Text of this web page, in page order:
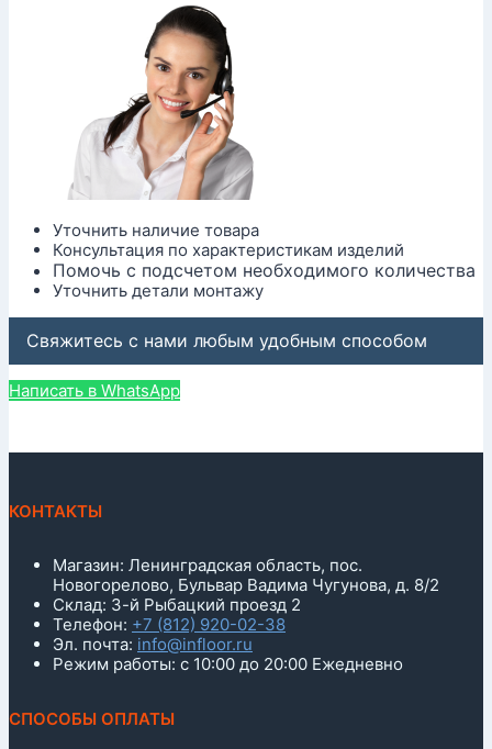
Уточнить наличие товара
Консультация по характеристикам изделий
Помочь с подсчетом необходимого количества
Уточнить детали монтажу
Свяжитесь с нами любым удобным способом
Написать в WhatsApp
КОНТАКТЫ
Магазин: Ленинградская область, пос.
Новогорелово, Бульвар Вадима Чугунова, д. 8/2
Склад: 3-й Рыбацкий проезд 2
Телефон: +7 (812) 920-02-38
Эл. почта: info@infloor.ru
Режим работы: с 10:00 до 20:00 Ежедневно
СПОСОБЫ ОПЛАТЫ